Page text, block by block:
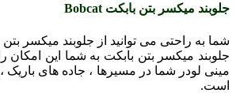
جلوبند میکسر بتن بابکت Bobcat
شما به راحتی می توانید از جلوبند میکسر
جلوبند میکسر بتن بابکت به شما این
مینی لودر شما در مسیرها ، جاده های
است.